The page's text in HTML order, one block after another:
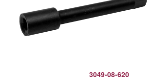
3049-08-620